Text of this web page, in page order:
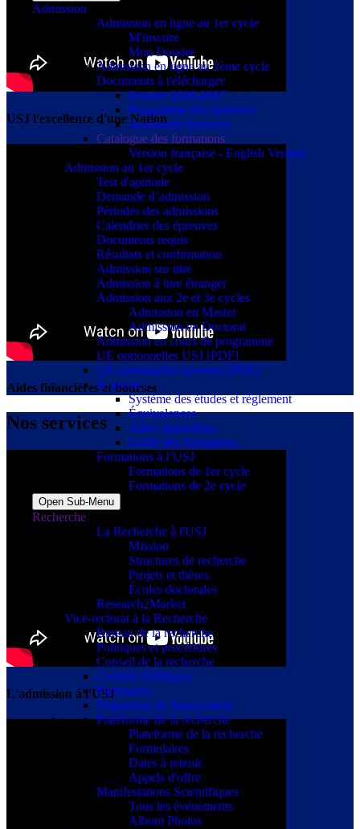
Admission
Admission en ligne au 1er cycle
M'inscrire
Mon Dossier
Admission en ligne au 2ème cycle
Documents à t'élécharger
Dossier 2026-2027
Programme des épreuves
Anciennes épreuves
Catalogue des formations
Version française - English Version
Admission au 1er cycle
Test d'aptitude
Demande d’admission
Périodes des admissions
Calendrier des épreuves
Documents requis
Résultats et confirmation
Admission sur titre
Admission à titre étranger
Admission aux 2e et 3e cycles
Admission en Master
Admission en Doctorat
Admission en cours de programme
UE optionnelles USJ [PDF]
UE optionnelles ouvertes [PDF]
À savoir...
Système des études et règlement
Équivalences
Aides financières
Guide des formations
Formations à l’USJ
Formations de 1er cycle
Formations de 2e cycle
Open Sub-Menu
Recherche
La Recherche à l'USJ
Mission
Structures de recherche
Projets et thèses
Écoles doctorales
Research2Market
Vice-rectorat à la Recherche
Bureau de la recherche
Politiques et procédures
Conseil de la recherche
Comités d'éthiques
Partenaires
Organisme de financement
Plateforme de la recherche
Plateforme de la recherche
Formulaires
Dates à retenir
Appels d'offre
Manifestations Scientifiques
Tous les événements
Album Photos
USJ l'excellence d'une Nation
Aides financières et bourses
Nos services
L'admission à l'USJ